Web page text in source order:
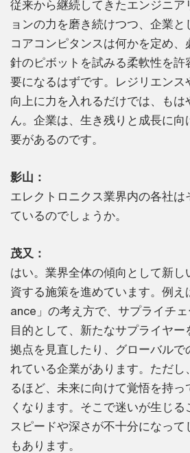
従来から継続してきたエンジニア
ョンの力を磨き続けつつ、企業
コアコンピタンスは何かを定め
針のピボットを試みる柔軟性を許
要になるはずです。レジリエンス
向上に力を入れるだけでは、も
ん。企業は、生き残りと成長に
要があるのです。
影山：
エレクトロニクス業界内の各社は
ているのでしょうか。
茂又：
はい。業界全体の傾向として新し
資する施策を進めています。例
ance」の考え方で、サプライチ
目的として、新たなサプライヤー
拠点を見直したり、グローバルで
れている企業があります。ただし
るほど、未来に向けて覚悟を持っ
くなります。そこで迷いが生じ
スピードや深さが不十分になって
もあります。